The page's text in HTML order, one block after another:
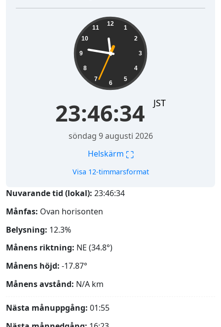
12
1
2
3
4
5
6
7
8
9
10
11
23:46:35 JST
söndag 9 augusti 2026
Helskärm ⛶
Visa 12-timmarsformat
Nuvarande tid (lokal): 23:46:35
Månfas: Ovan horisonten
Belysning: 12.3%
Månens riktning: NE (34.8°)
Månens höjd: -17.87°
Månens avstånd: N/A km
Nästa månuppgång: 01:55